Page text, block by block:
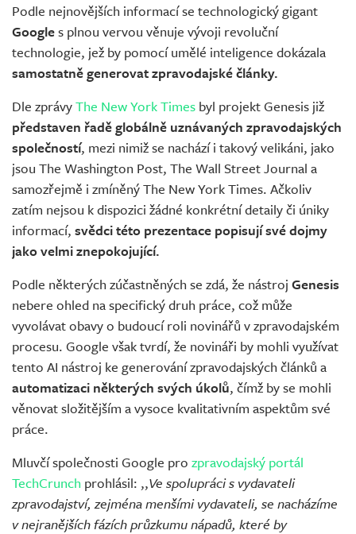
Podle nejnovějších informací se technologický gigant
Googles plnou vervou věnuje vývoji revoluční
technologie, jež by pomocí umělé inteligence dokázala
samostatně generovat zpravodajské články.
Dle zprávyThe New York Times byl projekt Genesis již
představen řadě globálně uznávaných zpravodajských
společností, mezi nimiž se nachází i takový velikáni, jako
jsou The Washington Post, The Wall Street Journal a
samozřejmě i zmíněný The New York Times. Ačkoliv
zatím nejsou k dispozici žádné konkrétní detaily či úniky
informací, svědci této prezentace popisují své dojmy
jako velmi znepokojující.
Podle některých zúčastněných se zdá, že nástroj Genesis
nebere ohled na specifický druh práce, což může
vyvolávat obavy o budoucí roli novinářů v zpravodajském
procesu. Google však tvrdí, že novináři by mohli využívat
tento AI nástroj ke generování zpravodajských článků a
automatizaci některých svých úkolů, čímž by se mohli
věnovat složitějším a vysoce kvalitativním aspektům své
práce.
Mluvčí společnosti Google pro zpravodajský portál
TechCrunch prohlásil: ,,Ve spolupráci s vydavateli
zpravodajství, zejména menšími vydavateli, se nacházíme
v nejranějších fázích průzkumu nápadů, které by